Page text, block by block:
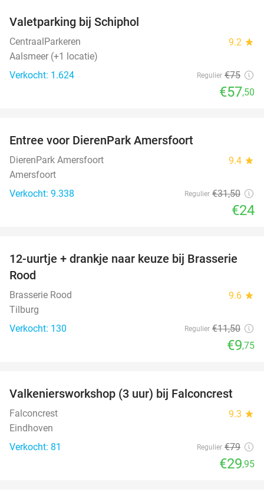
Valetparking bij Schiphol
CentraalParkeren 9.2 star
Aalsmeer (+1 locatie)
Verkocht: 1.624
Regulier €75
€57,50
Entree voor DierenPark Amersfoort
DierenPark Amersfoort 9.4 star
Amersfoort
Verkocht: 9.338
Regulier €31,50
€24
15%
12-uurtje + drankje naar keuze bij Brasserie
Rood
Brasserie Rood 9.6 star
Tilburg
Verkocht: 130
Regulier €11,50
€9,75
62%
Valkeniersworkshop (3 uur) bij Falconcrest
Falconcrest 9.3 star
Eindhoven
Verkocht: 81
Regulier €79
€29,95